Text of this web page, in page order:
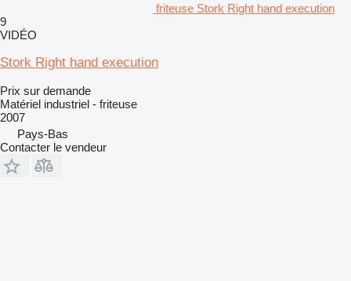
friteuse Stork Right hand execution
9
VIDÉO
Stork Right hand execution
Prix sur demande
Matériel industriel - friteuse
2007
Pays-Bas
Contacter le vendeur